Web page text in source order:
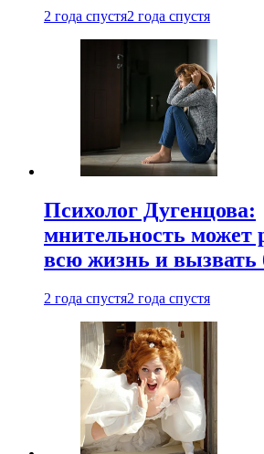
2 года спустя2 года спустя
Психолог Дугенцова:
мнительность может
всю жизнь и вызвать
2 года спустя2 года спустя